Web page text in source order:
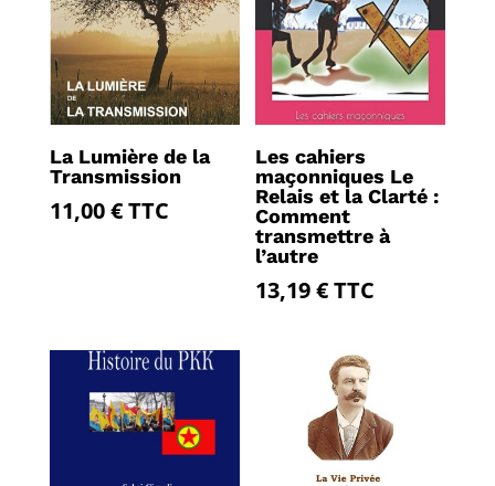
La Lumière de la
Transmission
11,00€TTC
Les cahiers
maçonniques Le
Relais et la Clarté :
Comment
transmettre à
l’autre
13,19€TTC